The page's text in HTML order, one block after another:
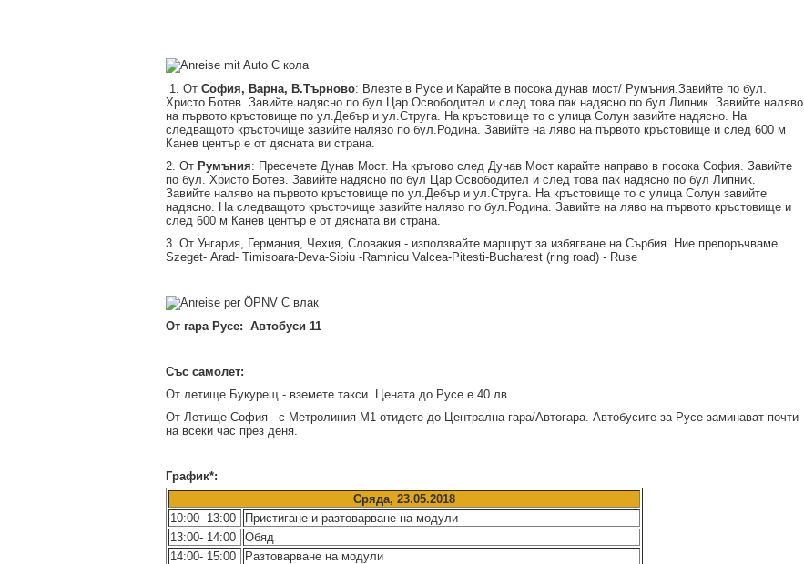
С кола
1. От София, Варна, В.Търново: Влезте в Русе и Карайте в посока дунав мост/ Румъния.Завийте по бул.
Христо Ботев. Завийте надясно по бул Цар Освободител и след това пак надясно по бул Липник. Завийте наляво
на първото кръстовище по ул.Дебър и ул.Струга. На кръстовище то с улица Солун завийте надясно. На
следващото кръсточище завийте наляво по бул.Родина. Завийте на ляво на първото кръстовище и след 600 м
Канев център е от дясната ви страна.
2. От Румъния: Пресечете Дунав Мост. На кръгово след Дунав Мост карайте направо в посока София. Завийте
по бул. Христо Ботев. Завийте надясно по бул Цар Освободител и след това пак надясно по бул Липник.
Завийте наляво на първото кръстовище по ул.Дебър и ул.Струга. На кръстовище то с улица Солун завийте
надясно. На следващото кръсточище завийте наляво по бул.Родина. Завийте на ляво на първото кръстовище и
след 600 м Канев център е от дясната ви страна.
3. От Унгария, Германия, Чехия, Словакия - използвайте маршрут за избягване на Сърбия. Ние препоръчваме
Szeget- Arad- Timisoara-Deva-Sibiu -Ramnicu Valcea-Pitesti-Bucharest (ring road) - Ruse
С влак
От гара Русе: Автобуси 11
Със самолет:
От летище Букурещ - вземете такси. Цената до Русе е 40 лв.
От Летище София - с Метролиния М1 отидете до Централна гара/Автогара. Автобусите за Русе заминават почти
на всеки час през деня.
График*:
Сряда, 23.05.2018
10:00- 13:00
Пристигане и разтоварване на модули
13:00- 14:00
Обяд
14:00- 15:00
Разтоварване на модули